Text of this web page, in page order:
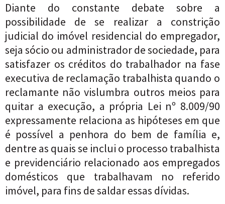
Diante do constante debate sobre a
possibilidade de se realizar a constrição
judicial do imóvel residencial do empregador,
seja sócio ou administrador de sociedade, para
satisfazer os créditos do trabalhador na fase
executiva de reclamação trabalhista quando o
reclamante não vislumbra outros meios para
quitar a execução, a própria Lei nº 8.009/90
expressamente relaciona as hipóteses em que
é possível a penhora do bem de família e,
dentre as quais se inclui o processo trabalhista
e previdenciário relacionado aos empregados
domésticos que trabalhavam no referido
imóvel, para fins de saldar essas dívidas.